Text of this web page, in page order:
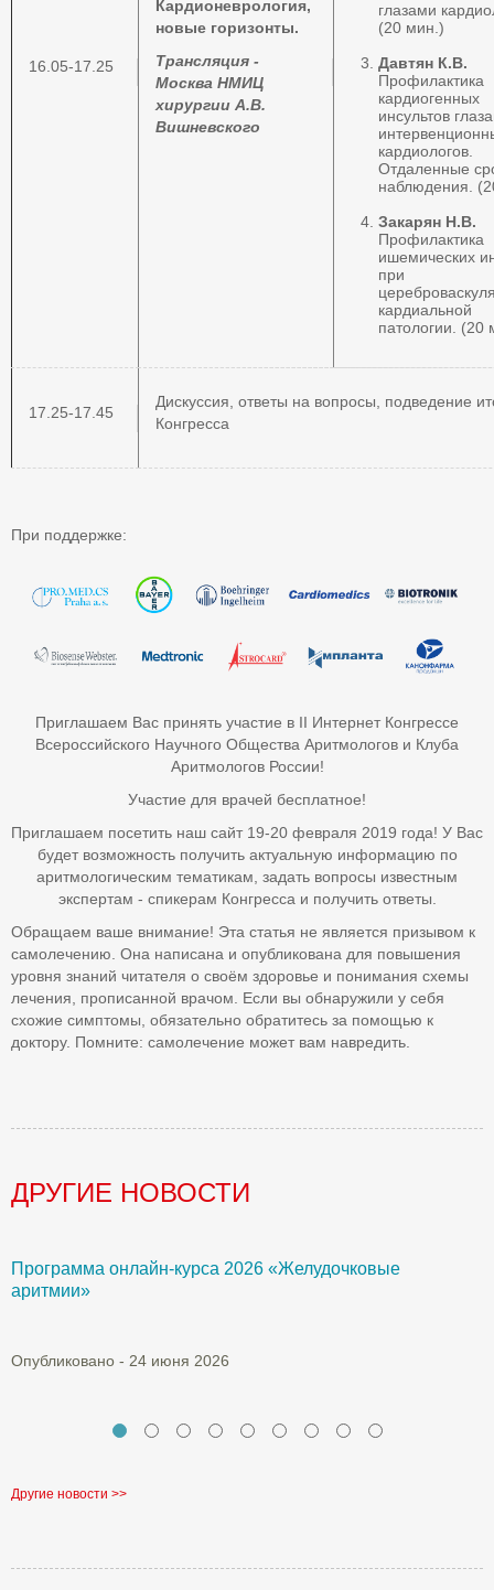
16.05-17.25
Кардионеврология,
новые горизонты.
Трансляция -
Москва НМИЦ
хирургии А.В.
Вишневского
глазами
(20 мин.)
Давтян К.В.
Профилактика
кардиогенных
инсультов
кардиологов.
Отдаленные
наблюдения.
Закарян Н.В.
Профилактика
ишемических
при
кардиальной
патологии. (20
17.25-17.45
Дискуссия, ответы на вопросы, подведение
Конгресса
При поддержке:
Приглашаем Вас принять участие в II Интернет Конгрессе
Всероссийского Научного Общества Аритмологов и Клуба
Аритмологов России!
Участие для врачей бесплатное!
Приглашаем посетить наш сайт 19-20 февраля 2019 года! У Вас
будет возможность получить актуальную информацию по
аритмологическим тематикам, задать вопросы известным
экспертам - спикерам Конгресса и получить ответы.
Обращаем ваше внимание! Эта статья не является призывом к
самолечению. Она написана и опубликована для повышения
уровня знаний читателя о своём здоровье и понимания схемы
лечения, прописанной врачом. Если вы обнаружили у себя
схожие симптомы, обязательно обратитесь за помощью к
доктору. Помните: самолечение может вам навредить.
ДРУГИЕ НОВОСТИ
Программа онлайн-курса 2026 «Желудочковые
аритмии»
Опубликовано - 24 июня 2026
Другие новости >>